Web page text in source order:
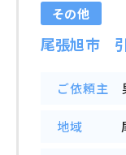
その他
尾張旭市
ご依頼主
地域